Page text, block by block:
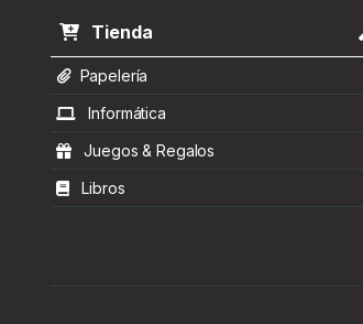
Tienda
Papelería
Informática
Juegos & Regalos
Libros